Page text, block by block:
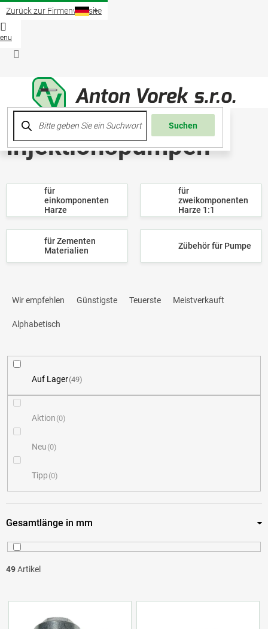
Zum
Inhalt
Zurück zur Firmenwebsite
Suchen
Login
Injektionspumpen
für
einkomponenten
Harze
für
zweikomponenten
Harze 1:1
für Zementen
Materialien
Zübehör für Pumpe
P
d
u
s
o
r
t
i
Wir empfehlen Günstigste Teuerste Meistverkauft
Alphabetisch
Auf Lager 49
Aktion 0
Neu 0
Tipp 0
Gesamtlänge in mm
185 1
49Artikel